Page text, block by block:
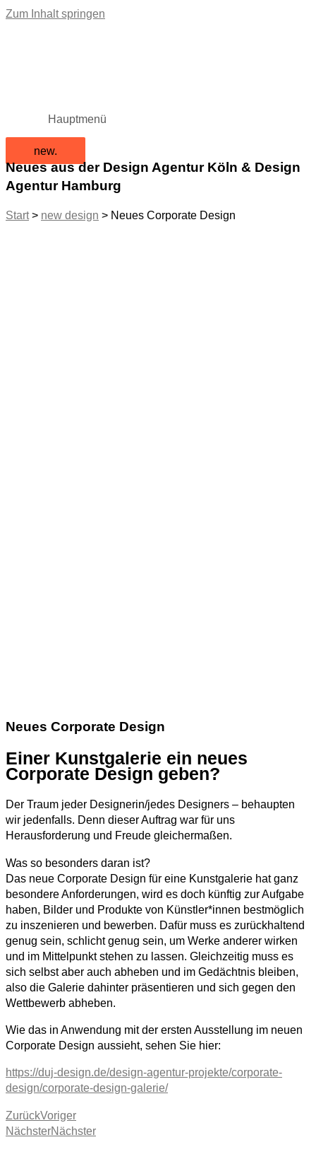
Zum Inhalt springen
Hauptmenü
new.
Neues aus der Design Agentur Köln & Design
Agentur Hamburg
Start> new design > Neues Corporate Design
Neues Corporate Design
Einer Kunstgalerie ein neues
Corporate Design geben?
Der Traum jeder Designerin/jedes Designers – behaupten
wir jedenfalls. Denn dieser Auftrag war für uns
Herausforderung und Freude gleichermaßen.
Was so besonders daran ist?
Das neue Corporate Design für eine Kunstgalerie hat ganz
besondere Anforderungen, wird es doch künftig zur Aufgabe
haben, Bilder und Produkte von Künstler*innen bestmöglich
zu inszenieren und bewerben. Dafür muss es zurückhaltend
genug sein, schlicht genug sein, um Werke anderer wirken
und im Mittelpunkt stehen zu lassen. Gleichzeitig muss es
sich selbst aber auch abheben und im Gedächtnis bleiben,
also die Galerie dahinter präsentieren und sich gegen den
Wettbewerb abheben.
Wie das in Anwendung mit der ersten Ausstellung im neuen
Corporate Design aussieht, sehen Sie hier:
https://duj-design.de/design-agentur-projekte/corporate-
design/corporate-design-galerie/
ZurückVoriger
NächsterNächster